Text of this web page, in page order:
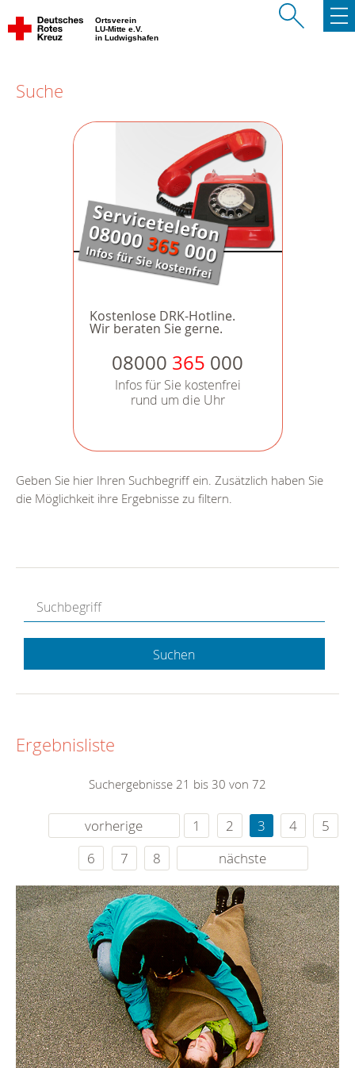
Ortsverein
LU-Mitte e.V.
in Ludwigshafen
Suche
Kostenlose DRK-Hotline.
Wir beraten Sie gerne.
08000 365 000
Infos für Sie kostenfrei
rund um die Uhr
Geben Sie hier Ihren Suchbegriff ein. Zusätzlich haben Sie
die Möglichkeit ihre Ergebnisse zu filtern.
Suchen
Ergebnisliste
Suchergebnisse 21 bis 30 von 72
vorherige 1 2 3 4
5
6
7 8 nächste